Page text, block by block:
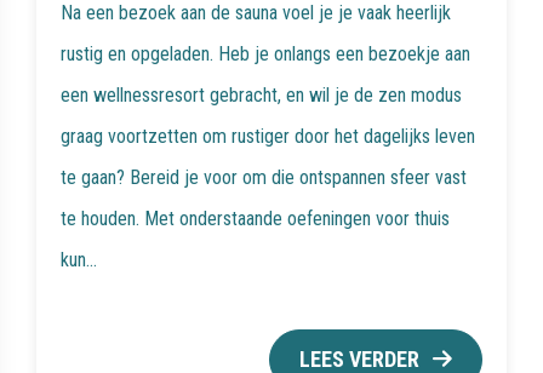
Na een bezoek aan de sauna voel je je vaak heerlijk
rustig en opgeladen. Heb je onlangs een bezoekje aan
een wellnessresort gebracht, en wil je de zen modus
graag voortzetten om rustiger door het dagelijks leven
te gaan? Bereid je voor om die ontspannen sfeer vast
te houden. Met onderstaande oefeningen voor thuis
kun...
LEES VERDER